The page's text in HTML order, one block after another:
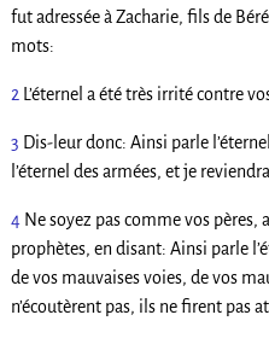
fut adressée à Zacharie, fils de
mots:
2L’éternel a été très irrité contre
3 Dis-leur donc: Ainsi parle
l’éternel des armées, et je
4Ne soyez pas comme vos pères,
prophètes, en disant: Ainsi parle
de vos mauvaises voies, de vos
n’écoutèrent pas, ils ne firent pas